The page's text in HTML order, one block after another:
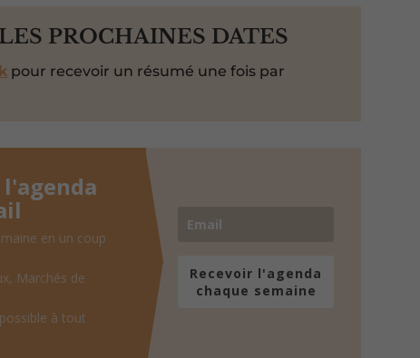
PROCHAINES DATES
pour recevoir un résumé une fois par
l'agenda
en un coup
Marchés de
à tout
Recevoir l'agenda
chaque semaine